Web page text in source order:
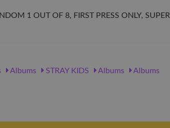
1 OUT OF 8, FIRST PRESS ONLY, SUPER
Albums STRAY KIDS Albums Albums